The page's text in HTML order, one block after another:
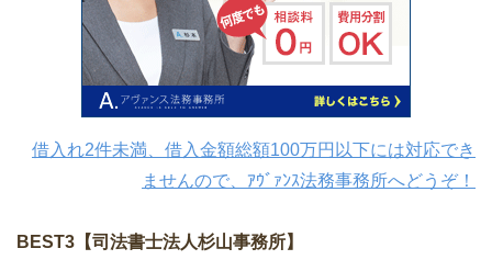
借入れ2件未満、借入金額総額100万円以下には対応でき
ませんので、ｱｳﾞｧﾝｽ法務事務所へどうぞ！
BEST3【司法書士法人杉山事務所】